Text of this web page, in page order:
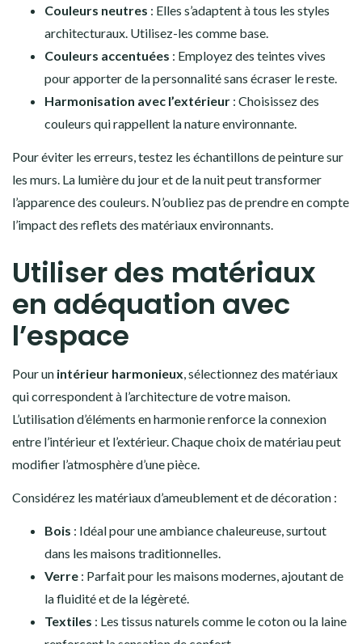
Couleurs neutres : Elles s’adaptent à tous les styles
architecturaux. Utilisez-les comme base.
Couleurs accentuées : Employez des teintes vives
pour apporter de la personnalité sans écraser le reste.
Harmonisation avec l’extérieur : Choisissez des
couleurs qui rappellent la nature environnante.
Pour éviter les erreurs, testez les échantillons de peinture sur
les murs. La lumière du jour et de la nuit peut transformer
l’apparence des couleurs. N’oubliez pas de prendre en compte
l’impact des reflets des matériaux environnants.
Utiliser des matériaux
en adéquation avec
l’espace
Pour un intérieur harmonieux, sélectionnez des matériaux
qui correspondent à l’architecture de votre maison.
L’utilisation d’éléments en harmonie renforce la connexion
entre l’intérieur et l’extérieur. Chaque choix de matériau peut
modifier l’atmosphère d’une pièce.
Considérez les matériaux d’ameublement et de décoration :
Bois : Idéal pour une ambiance chaleureuse, surtout
dans les maisons traditionnelles.
Verre : Parfait pour les maisons modernes, ajoutant de
la fluidité et de la légèreté.
Textiles : Les tissus naturels comme le coton ou la laine